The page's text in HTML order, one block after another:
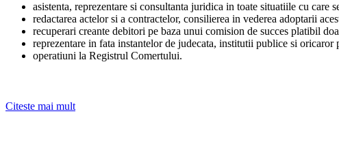
asistenta, reprezentare si consultanta juridica in toate situatiile cu care
redactarea actelor si a contractelor, consilierea in vederea adoptarii
recuperari creante debitori pe baza unui comision de succes platibil
reprezentare in fata instantelor de judecata, institutii publice si
operatiuni la Registrul Comertului.
Citeste mai mult